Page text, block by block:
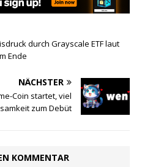
durch Grayscale ETF laut
Ende
NÄCHSTER
Coin startet, viel
zum Debüt
KOMMENTAR